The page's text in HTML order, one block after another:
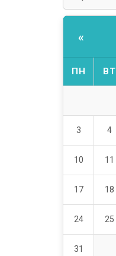
«
ПН ВТ
3 4
10 11
17 18
24 25
31